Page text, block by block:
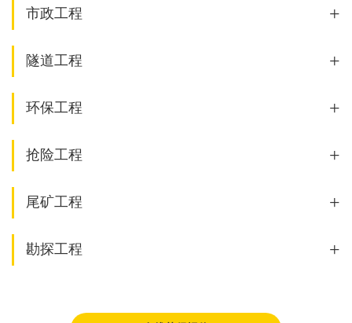
市政工程 +
隧道工程 +
环保工程 +
抢险工程 +
尾矿工程 +
勘探工程 +